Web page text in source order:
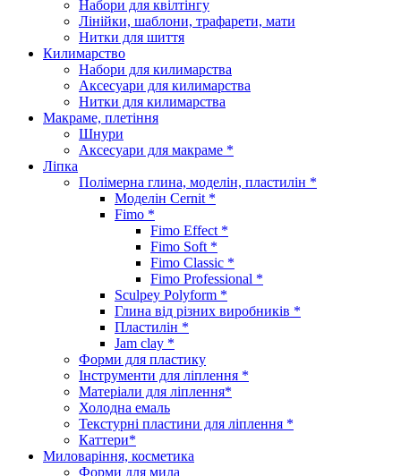
Набори для квілтінгу
Лінійки, шаблони, трафарети, мати
Нитки для шиття
Килимарство
Набори для килимарства
Аксесуари для килимарства
Нитки для килимарства
Макраме, плетіння
Шнури
Аксесуари для макраме *
Ліпка
Полімерна глина, моделін, пластилін *
Моделін Cernit *
Fimo *
Fimo Effect *
Fimo Soft *
Fimo Classic *
Fimo Professional *
Sculpey Polyform *
Глина від різних виробників *
Пластилін *
Jam clay *
Форми для пластику
Інструменти для ліплення *
Матеріали для ліплення*
Холодна емаль
Текстурні пластини для ліплення *
Каттери*
Миловаріння, косметика
Форми для мила